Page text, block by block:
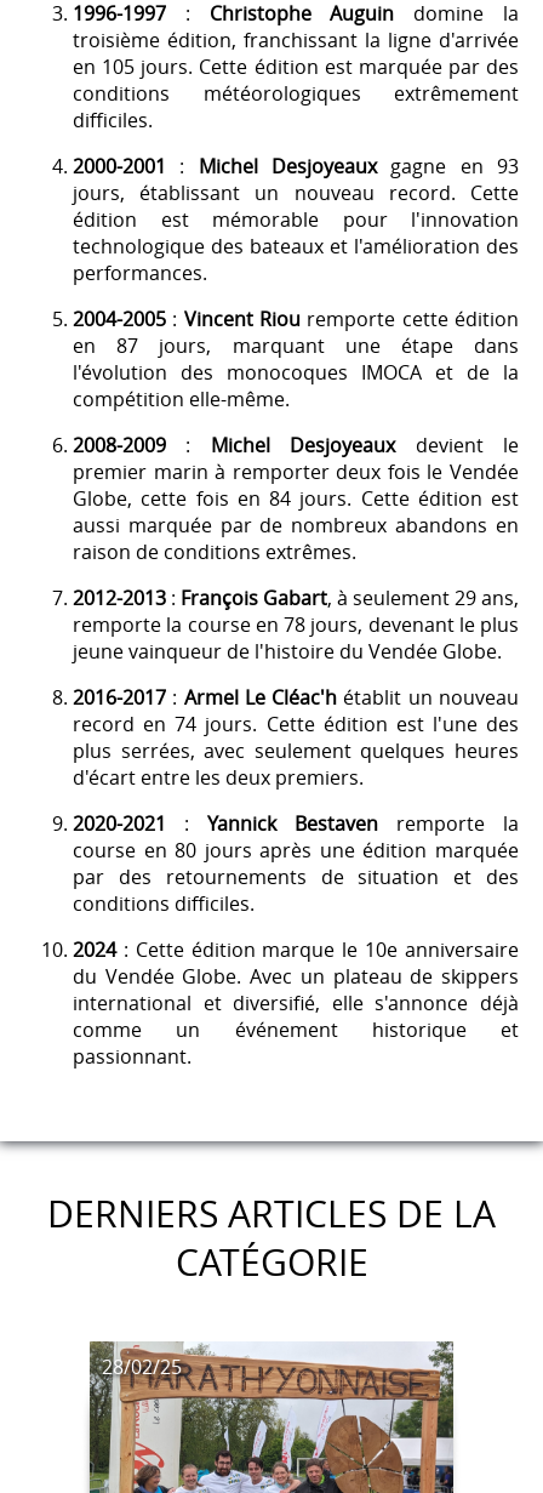
1996-1997 : Christophe Auguin domine la
troisième édition, franchissant la ligne d'arrivée
en 105 jours. Cette édition est marquée par des
conditions météorologiques extrêmement
difficiles.
2000-2001 : Michel Desjoyeauxgagne en 93
jours, établissant un nouveau record. Cette
édition est mémorable pour l'innovation
technologique des bateaux et l'amélioration des
performances.
2004-2005 : Vincent Riou remporte cette édition
en 87 jours, marquant une étape dans
l'évolution des monocoques IMOCA et de la
compétition elle-même.
2008-2009 : Michel Desjoyeauxdevient le
premier marin à remporter deux fois le Vendée
Globe, cette fois en 84 jours. Cette édition est
aussi marquée par de nombreux abandons en
raison de conditions extrêmes.
2012-2013 : François Gabart, à seulement 29 ans,
remporte la course en 78 jours, devenant le plus
jeune vainqueur de l'histoire du Vendée Globe.
2016-2017 : Armel Le Cléac'h établit un nouveau
record en 74 jours. Cette édition est l'une des
plus serrées, avec seulement quelques heures
d'écart entre les deux premiers.
2020-2021 : Yannick Bestaven remporte la
course en 80 jours après une édition marquée
par des retournements de situation et des
conditions difficiles.
2024: Cette édition marque le 10e anniversaire
du Vendée Globe. Avec un plateau de skippers
international et diversifié, elle s'annonce déjà
comme un événement historique et
passionnant.
DERNIERS ARTICLES DE LA
CATÉGORIE
28/02/25